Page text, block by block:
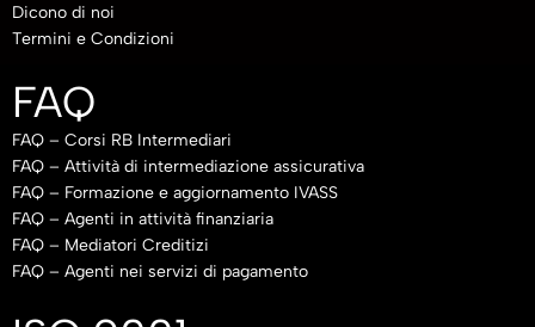
Dicono di noi
Termini e Condizioni
FAQ
FAQ – Corsi RB Intermediari
FAQ – Attività di intermediazione assicurativa
FAQ – Formazione e aggiornamento IVASS
FAQ – Agenti in attività finanziaria
FAQ – Mediatori Creditizi
FAQ – Agenti nei servizi di pagamento